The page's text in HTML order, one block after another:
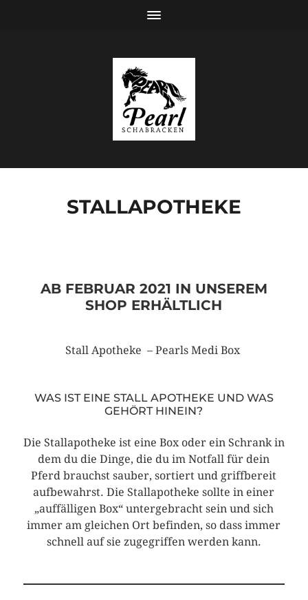
STALLAPOTHEKE
AB FEBRUAR 2021 IN UNSEREM
SHOP ERHÄLTLICH
Stall Apotheke – Pearls Medi Box
WAS IST EINE STALL APOTHEKE UND WAS
GEHÖRT HINEIN?
Die Stallapotheke ist eine Box oder ein Schrank in
dem du die Dinge, die du im Notfall für dein
Pferd brauchst sauber, sortiert und griffbereit
aufbewahrst. Die Stallapotheke sollte in einer
„auffälligen Box“ untergebracht sein und sich
immer am gleichen Ort befinden, so dass immer
schnell auf sie zugegriffen werden kann.